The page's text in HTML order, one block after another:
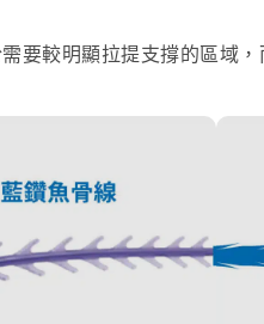
要較明顯拉提支撐的區域